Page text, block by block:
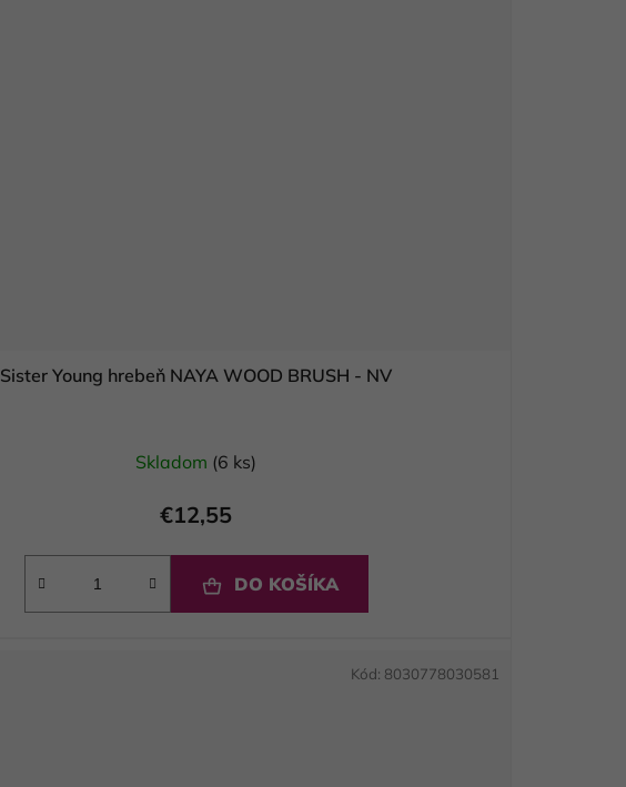
Sister Young hrebeň NAYA WOOD BRUSH - NV
Skladom (6 ks)
€12,55
DO KOŠÍKA
Kód: 8030778030581